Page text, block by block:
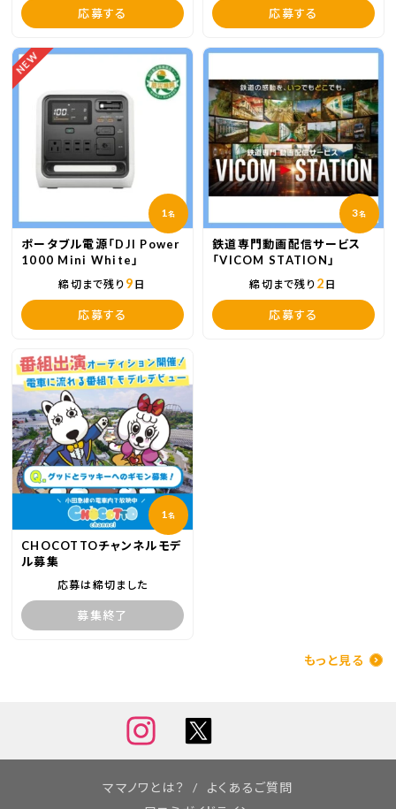
応募する 応募する
NEW
1 名
ポータブル電源「DJI Power
1000 Mini White」
締切まで残り 9 日
応募する
3名
鉄道専門動画配信サービス
「VICOM STATION」
締切まで残り 2 日
応募する
1名
CHOCOTTOチャンネルモデ
ル募集
応募は締切ました
募集終了
もっと見る
ママノワとは？
よくあるご質問